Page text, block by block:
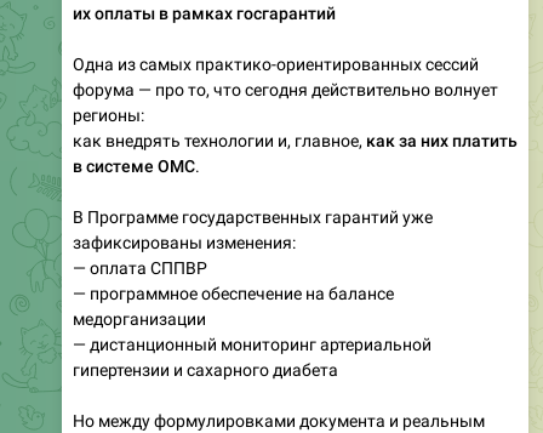
их оплаты в рамках госгарантий
Одна из самых практико-ориентированных сессий
форума — про то, что сегодня действительно волнует
регионы:
как внедрять технологии и, главное, как за них платить
в системе ОМС.
В Программе государственных гарантий уже
зафиксированы изменения:
— оплата СППВР
— программное обеспечение на балансе
медорганизации
— дистанционный мониторинг артериальной
гипертензии и сахарного диабета
Но между формулировками документа и реальным